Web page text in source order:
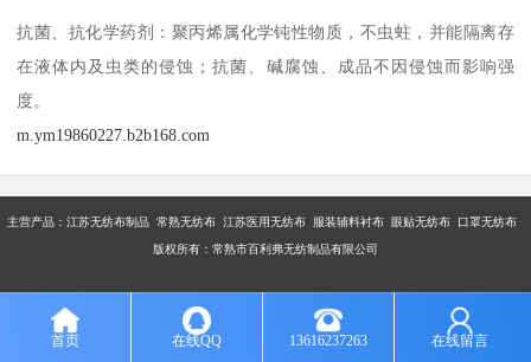
抗菌、抗化学药剂：聚丙烯属化学钝性物质，不虫蛀，并能隔离存
在液体内及虫类的侵蚀；抗菌、碱腐蚀、成品不因侵蚀而影响强
度。
m.ym19860227.b2b168.com
主营产品：江苏无纺布制品 常熟无纺布 江苏医用无纺布 服装辅料衬布 眼贴无纺布 口罩无纺布
版权所有：常熟市百利弗无纺制品有限公司
首页 在线QQ 13616237263 在线留言